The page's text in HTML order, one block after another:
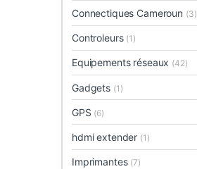
Connectiques Cameroun (3)
Controleurs (1)
Equipements réseaux (42)
Gadgets (1)
GPS (6)
hdmi extender (1)
Imprimantes (7)